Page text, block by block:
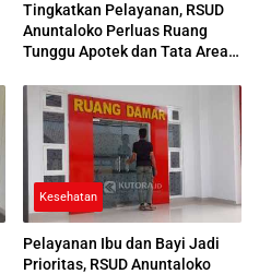
Tingkatkan Pelayanan, RSUD
Anuntaloko Perluas Ruang
Tunggu Apotek dan Tata Area
Kesehatan
Pelayanan Ibu dan Bayi Jadi
Prioritas, RSUD Anuntaloko